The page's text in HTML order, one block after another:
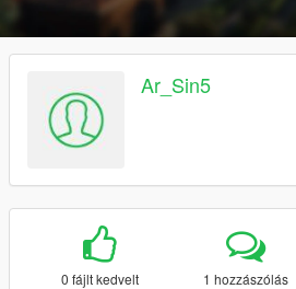
Ar_Sin5
0 fájlt kedvelt 1 hozzászólás